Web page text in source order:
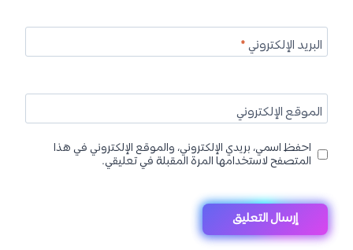
البريد الإلكتروني*
الموقع الإلكتروني
احفظ اسمي، بريدي الإلكتروني، والموقع الإلكتروني في هذا
المتصفح لاستخدامها المرة المقبلة في تعليقي.